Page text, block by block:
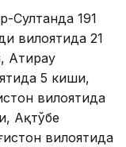
Султанда 191
вилоятида 21
Атирау
5 киши,
вилоятида
Ақтўбе
вилоятида